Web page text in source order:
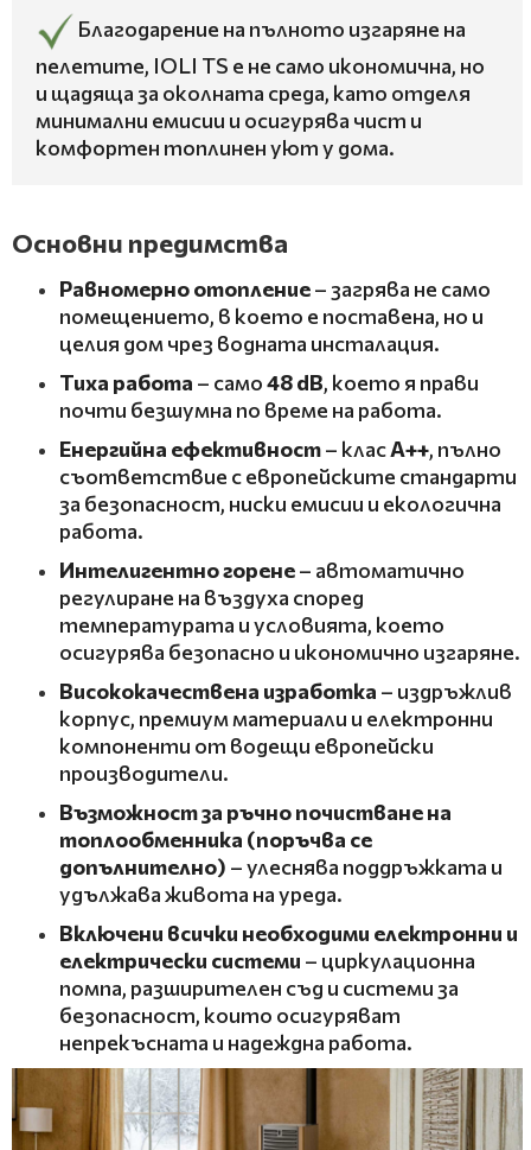
Благодарение на пълното изгаряне на
пелетите, IOLI TS е не само икономична, но
и щадяща за околната среда, като отделя
минимални емисии и осигурява чист и
комфортен топлинен уют у дома.
Основни предимства
Равномерно отопление– загрява не само
помещението, в което е поставена, но и
целия дом чрез водната инсталация.
Тиха работа – само48 dB, което я прави
почти безшумна по време на работа.
Енергийна ефективност– класA++, пълно
съответствие с европейските стандарти
за безопасност, ниски емисии и екологична
работа.
Интелигентно горене– автоматично
регулиране на въздуха според
температурата и условията, което
осигурява безопасно и икономично изгаряне.
Висококачествена изработка – издръжлив
корпус, премиум материали и електронни
компоненти от водещи европейски
производители.
Възможност за ръчно почистване на
топлообменника (поръчва се
допълнително) – улеснява поддръжката и
удължава живота на уреда.
Включени всички необходими електронни и
електрически системи – циркулационна
помпа, разширителен съд и системи за
безопасност, които осигуряват
непрекъсната и надеждна работа.